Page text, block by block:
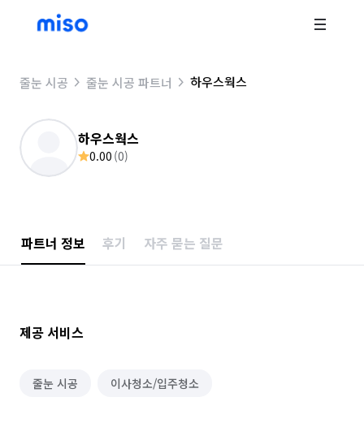
줄눈 시공 줄눈 시공 파트너 하우스웍스
하우스웍스
0.00 (0)
파트너 정보 후기 자주 묻는 질문
제공 서비스
줄눈 시공 이사청소/입주청소